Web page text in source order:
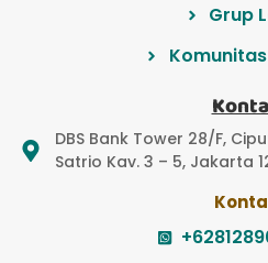
Grup
DBS Bank Tower 28/F,
Satrio Kav. 3 – 5, Jakarta